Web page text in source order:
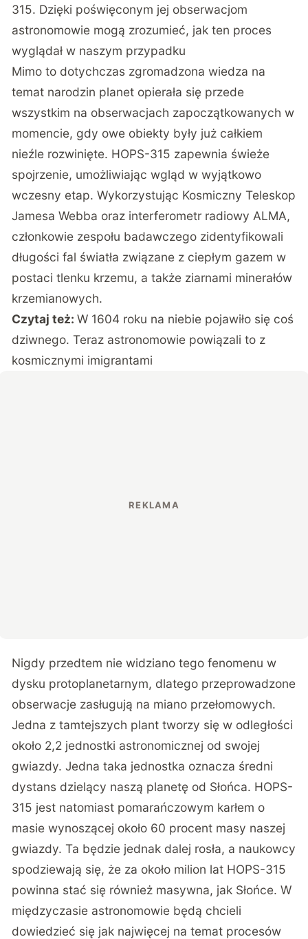
315. Dzięki poświęconym jej obserwacjom
astronomowie mogą zrozumieć, jak ten proces
wyglądał w naszym przypadku
Mimo to dotychczas zgromadzona wiedza na
temat narodzin planet opierała się przede
wszystkim na obserwacjach zapoczątkowanych w
momencie, gdy owe obiekty były już całkiem
nieźle rozwinięte. HOPS-315 zapewnia świeże
spojrzenie, umożliwiając wgląd w wyjątkowo
wczesny etap. Wykorzystując Kosmiczny Teleskop
Jamesa Webba oraz interferometr radiowy ALMA,
członkowie zespołu badawczego zidentyfikowali
długości fal światła związane z ciepłym gazem w
postaci tlenku krzemu, a także ziarnami minerałów
krzemianowych.
Czytaj też:W 1604 roku na niebie pojawiło się coś
dziwnego. Teraz astronomowie powiązali to z
kosmicznymi imigrantami
Nigdy przedtem nie widziano tego fenomenu w
dysku protoplanetarnym, dlatego przeprowadzone
obserwacje zasługują na miano przełomowych.
Jedna z tamtejszych plant tworzy się w odległości
około 2,2 jednostki astronomicznej od swojej
gwiazdy. Jedna taka jednostka oznacza średni
dystans dzielący naszą planetę od Słońca. HOPS-
315 jest natomiast pomarańczowym karłem o
masie wynoszącej około 60 procent masy naszej
gwiazdy. Ta będzie jednak dalej rosła, a naukowcy
spodziewają się, że za około milion lat HOPS-315
powinna stać się również masywna, jak Słońce. W
międzyczasie astronomowie będą chcieli
dowiedzieć się jak najwięcej na temat procesów